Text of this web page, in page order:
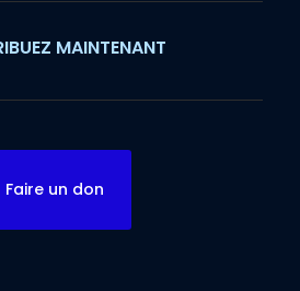
MAINTENANT
Faire un don